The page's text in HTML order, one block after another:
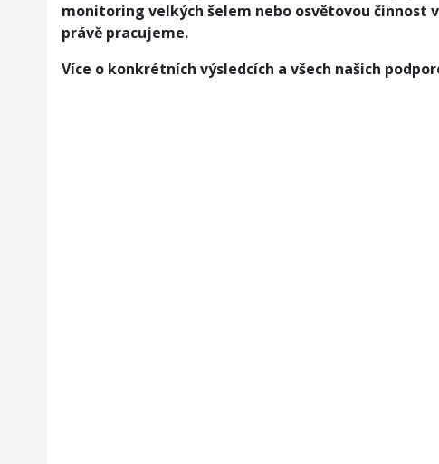
monitoring velkých šelem nebo osvětovou činnost
právě pracujeme.
Více o konkrétních výsledcích a všech našich